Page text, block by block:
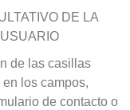
DE LA
de las casillas
los campos,
de contacto o